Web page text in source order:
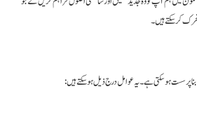
کر سکتے ہیں۔
پر سست ہو سکتی ہے۔ یہ عوامل درج ذیل ہو سکتے ہیں: